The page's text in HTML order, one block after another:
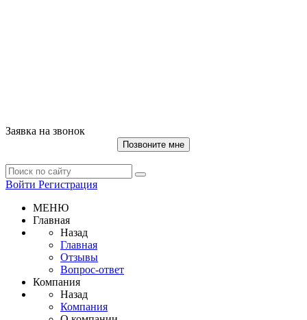
Заявка на звонок
Позвоните мне
Войти Регистрация
МЕНЮ
Главная
Назад
Главная
Отзывы
Вопрос-ответ
Компания
Назад
Компания